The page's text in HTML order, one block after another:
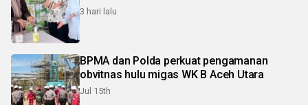
3 hari lalu
BPMA dan Polda perkuat pengamanan
obvitnas hulu migas WK B Aceh Utara
Jul 15th